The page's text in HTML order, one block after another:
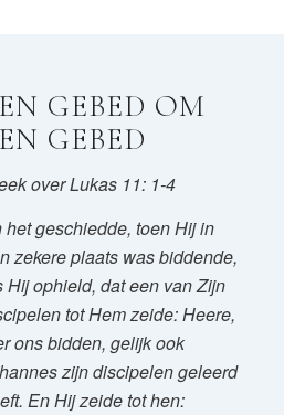
GEBED OM
GEBED
over Lukas 11: 1-4
het geschiedde, toen Hij in
zekere plaats was biddende,
Hij ophield, dat een van Zijn
tot Hem zeide: Heere,
ons bidden, gelijk ook
zijn discipelen geleerd
En Hij zeide tot hen: